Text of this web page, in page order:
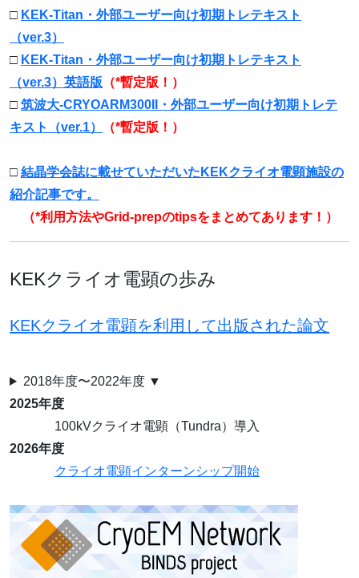
□ KEK-Titan・外部ユーザー向け初期トレテキスト
（ver.3）
□ KEK-Titan・外部ユーザー向け初期トレテキスト
（ver.3）英語版 （*暫定版！）
□ 筑波大-CRYOARM300II・外部ユーザー向け初期トレテ
キスト（ver.1）
（*暫定版！）
□ 結晶学会誌に載せていただいたKEKクライオ電顕施設の
紹介記事です。
（*利用方法やGrid-prepのtipsをまとめてあります！）
KEKクライオ電顕の歩み
KEKクライオ電顕を利用して出版された論文
2018年度〜2022年度 ▼
2025年度
100kVクライオ電顕（Tundra）導入
2026年度
クライオ電顕インターンシップ開始